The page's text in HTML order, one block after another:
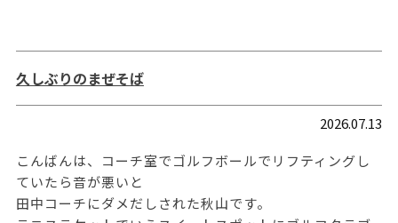
久しぶりのまぜそば
2026.07.13
こんばんは、コーチ室でゴルフボールでリフティングし
ていたら音が悪いと
田中コーチにダメだしされた秋山です。